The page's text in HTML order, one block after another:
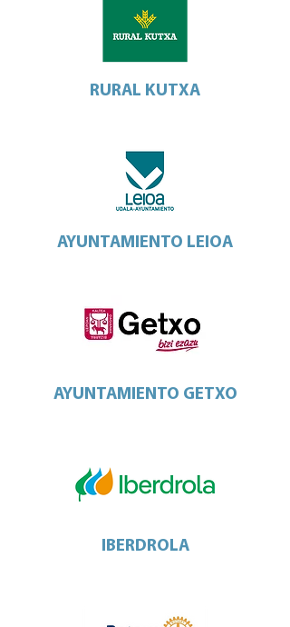
RURAL KUTXA
AYUNTAMIENTO LEIOA
AYUNTAMIENTO GETXO
IBERDROLA